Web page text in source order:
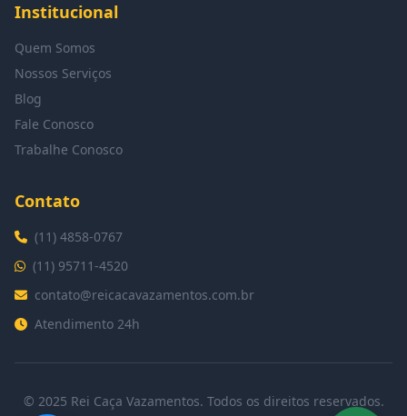
Institucional
Quem Somos
Nossos Serviços
Blog
Fale Conosco
Trabalhe Conosco
Contato
(11) 4858-0767
(11) 95711-4520
contato@reicacavazamentos.com.br
Atendimento 24h
© 2025 Rei Caça Vazamentos. Todos os direitos reservados.